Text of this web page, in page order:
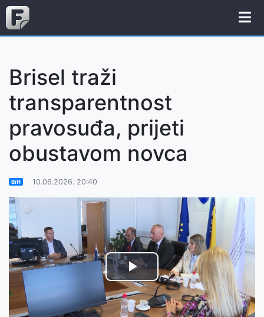
Brisel traži
transparentnost
pravosuđa, prijeti
obustavom novca
BiH 10.06.2026. 20:40
Play
Video